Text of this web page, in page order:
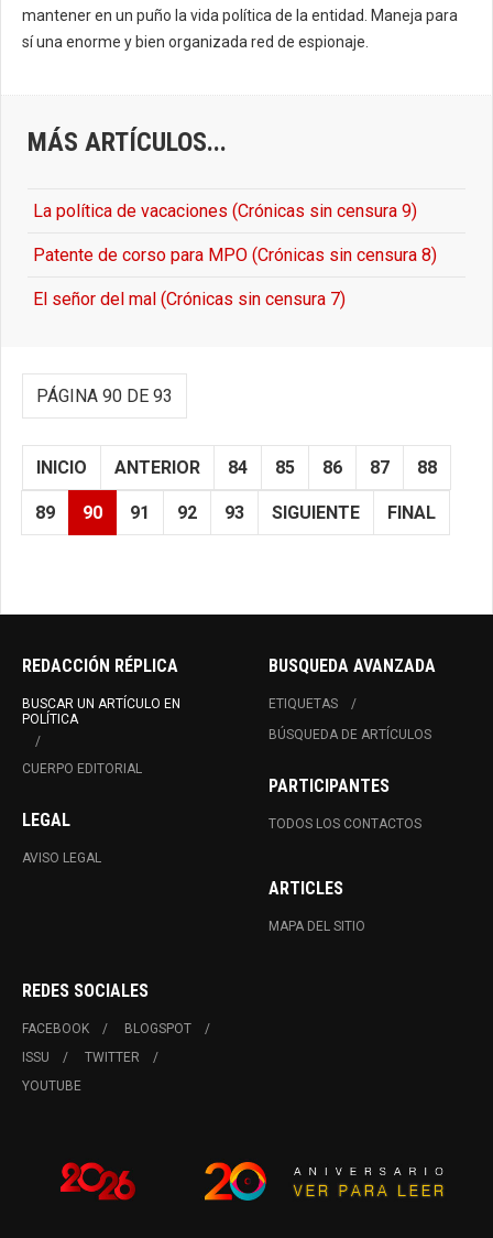
mantener en un puño la vida política de la entidad.
Maneja para
sí una enorme y bien organizada red de espionaje.
MÁS ARTÍCULOS...
La política de vacaciones (Crónicas sin censura 9)
Patente de corso para MPO (Crónicas sin censura 8)
El señor del mal (Crónicas sin censura 7)
PÁGINA 90 DE 93
INICIO ANTERIOR 84 85 86 87 88
89 90 91 92 93 SIGUIENTE FINAL
REDACCIÓN RÉPLICA
BUSCAR UN ARTÍCULO EN
POLÍTICA
CUERPO EDITORIAL
LEGAL
AVISO LEGAL
BUSQUEDA AVANZADA
ETIQUETAS
BÚSQUEDA DE ARTÍCULOS
PARTICIPANTES
TODOS LOS CONTACTOS
ARTICLES
MAPA DEL SITIO
REDES SOCIALES
FACEBOOK
BLOGSPOT
ISSU
TWITTER
YOUTUBE